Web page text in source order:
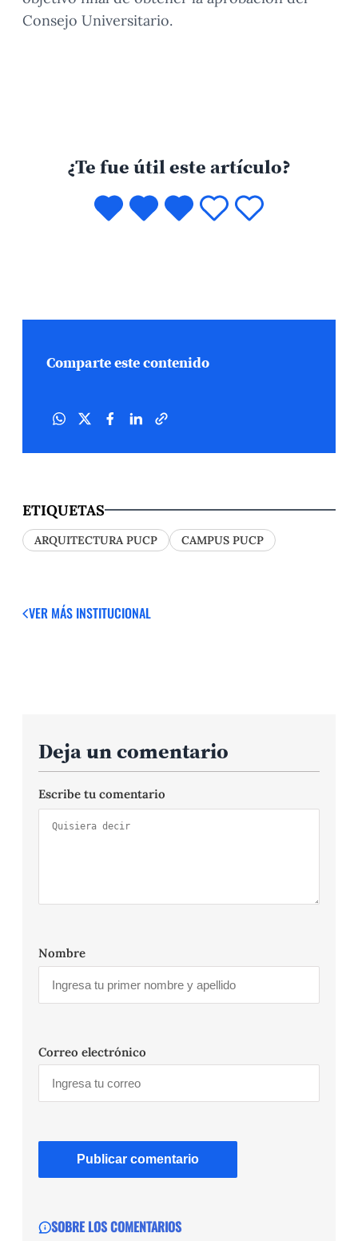
Consejo Universitario.
¿Te fue útil este artículo?
Comparte este contenido
ETIQUETAS
ARQUITECTURA PUCP CAMPUS PUCP
VER MÁS INSTITUCIONAL
Deja un comentario
Escribe tu comentario
Nombre
Correo electrónico
SOBRE LOS COMENTARIOS